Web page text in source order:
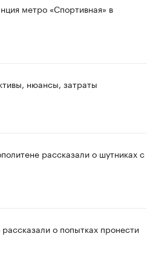
метро «Спортивная» в
нюансы, затраты
рассказали о шутниках с
о попытках пронести